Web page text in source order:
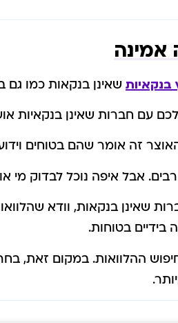
בנקאיות שאינן בנקאות כמו
עם חברות שאינן בנקאיות
זה אומר שהם בטוחים
אבל איפה נוכל לבדוק מי
שאינן בנקאות, וודא
בטוחות.
ההלוואות. במקום זאת,